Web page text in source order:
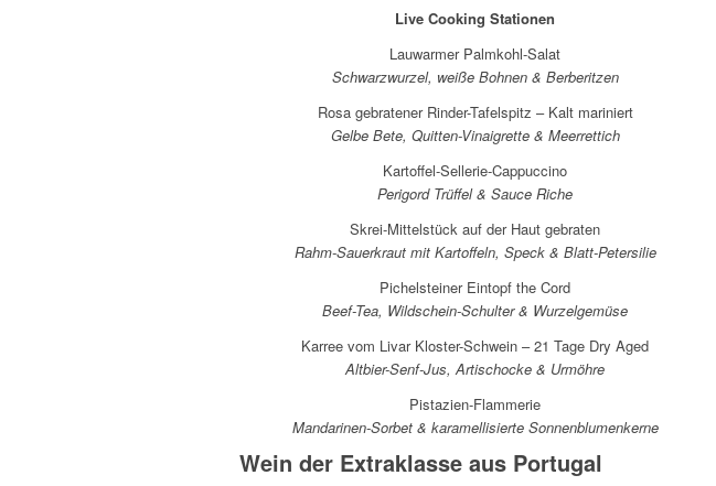
Live Cooking Stationen
Lauwarmer Palmkohl-Salat
Schwarzwurzel, weiße Bohnen & Berberitzen
Rosa gebratener Rinder-Tafelspitz – Kalt mariniert
Gelbe Bete, Quitten-Vinaigrette & Meerrettich
Kartoffel-Sellerie-Cappuccino
Perigord Trüffel & Sauce Riche
Skrei-Mittelstück auf der Haut gebraten
Rahm-Sauerkraut mit Kartoffeln, Speck & Blatt-Petersilie
Pichelsteiner Eintopf the Cord
Beef-Tea, Wildschein-Schulter & Wurzelgemüse
Karree vom Livar Kloster-Schwein – 21 Tage Dry Aged
Altbier-Senf-Jus, Artischocke & Urmöhre
Pistazien-Flammerie
Mandarinen-Sorbet & karamellisierte Sonnenblumenkerne
Wein der Extraklasse aus Portugal